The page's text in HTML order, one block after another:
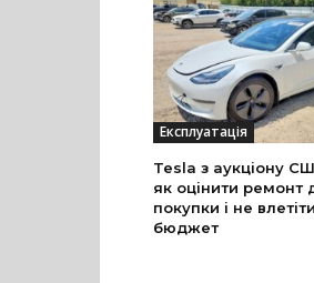
Експлуатація
Tesla з аукціону
як оцінити ремонт
покупки і не
бюджет